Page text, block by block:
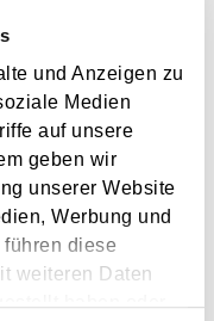
und Anzeigen zu
Medien
auf unsere
geben wir
unserer Website
Werbung und
diese
weiteren Daten
haben oder